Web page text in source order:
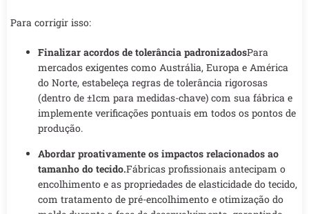
Para corrigir isso:
Finalizar acordos de tolerância padronizadosPara
mercados exigentes como Austrália, Europa e América
do Norte, estabeleça regras de tolerância rigorosas
(dentro de ±1cm para medidas-chave) com sua fábrica e
implemente verificações pontuais em todos os pontos de
produção.
Abordar proativamente os impactos relacionados ao
tamanho do tecido.Fábricas profissionais antecipam o
encolhimento e as propriedades de elasticidade do tecido,
com tratamento de pré-encolhimento e otimização do